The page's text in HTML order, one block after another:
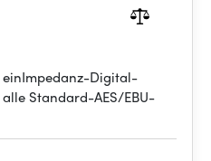
einImpedanz-Digital-
Standard-AES/EBU-